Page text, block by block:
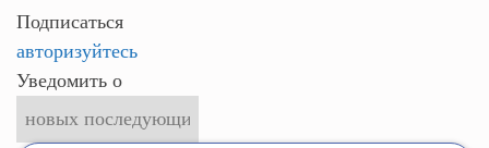
Подписаться
авторизуйтесь
Уведомить о